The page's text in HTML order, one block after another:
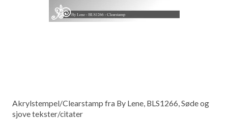
Akrylstempel/Clearstamp fra By Lene, BLS1266, Søde og
sjove tekster/citater